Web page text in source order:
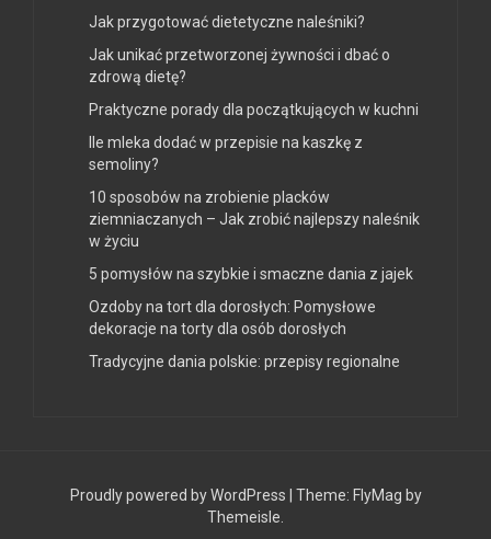
Jak przygotować dietetyczne naleśniki?
Jak unikać przetworzonej żywności i dbać o
zdrową dietę?
Praktyczne porady dla początkujących w kuchni
Ile mleka dodać w przepisie na kaszkę z
semoliny?
10 sposobów na zrobienie placków
ziemniaczanych – Jak zrobić najlepszy naleśnik
w życiu
5 pomysłów na szybkie i smaczne dania z jajek
Ozdoby na tort dla dorosłych: Pomysłowe
dekoracje na torty dla osób dorosłych
Tradycyjne dania polskie: przepisy regionalne
Proudly powered by WordPress Theme: FlyMag by
Themeisle.